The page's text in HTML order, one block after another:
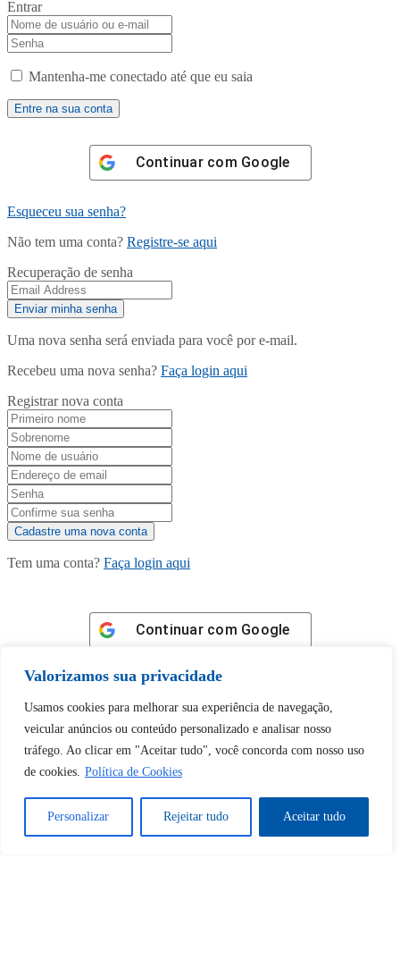
Valorizamos sua privacidade
Usamos cookies para melhorar sua experiência de navegação,
veicular anúncios ou conteúdo personalizado e analisar nosso
tráfego. Ao clicar em "Aceitar tudo", você concorda com nosso uso
de cookies. Política de Cookies
Personalizar Rejeitar tudo Aceitar tudo
Entrar
Mantenha-me conectado até que eu saia
Continuar com Google
Esqueceu sua senha?
Não tem uma conta? Registre-se aqui
Recuperação de senha
Uma nova senha será enviada para você por e-mail.
Recebeu uma nova senha? Faça login aqui
Registrar nova conta
Tem uma conta? Faça login aqui
Continuar com Google
Tem certeza de que deseja
desbloquear esta publicação?